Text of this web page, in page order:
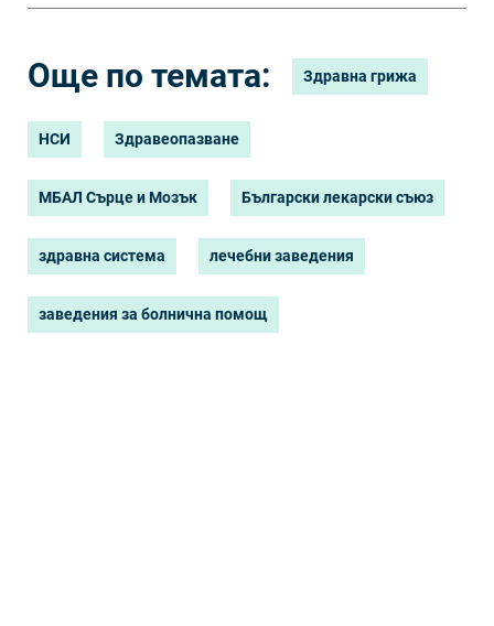
Още по темата: Здравна грижа
НСИ Здравеопазване
МБАЛ Сърце и Мозък Български лекарски съюз
здравна система лечебни заведения
заведения за болнична помощ